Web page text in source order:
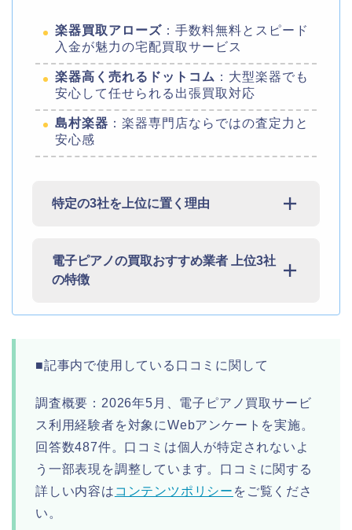
楽器買取アローズ ：手数料無料とスピード
入金が魅力の宅配買取サービス
楽器高く売れるドットコム ：大型楽器でも
安心して任せられる出張買取対応
島村楽器 ：楽器専門店ならではの査定力と
安心感
特定の3社を上位に置く理由
電子ピアノの買取おすすめ業者 上位3社
の特徴
■記事内で使用している口コミに関して
調査概要：2026年5月、電子ピアノ買取サービ
ス利用経験者を対象にWebアンケートを実施。
回答数487件。口コミは個人が特定されないよ
う一部表現を調整しています。口コミに関する
詳しい内容は コンテンツポリシー をご覧くださ
い。